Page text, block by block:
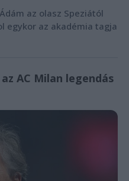
az olasz Speziától
egykor az akadémia tagja
AC Milan legendás